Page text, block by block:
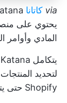
via كاتانا
يحتوي على
المادي وأوامر
لتحديد
Shopify حتى يتمكن المستخدم من اتخاذ إجراء فوري.